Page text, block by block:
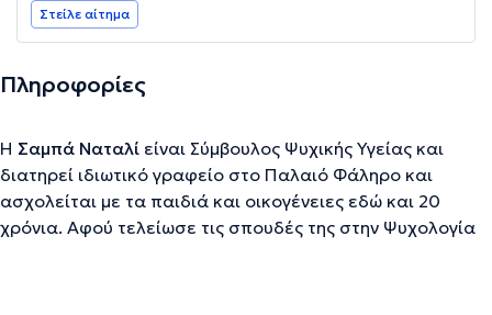
Στείλε αίτημα
Πληροφορίες
H Σαμπά Ναταλί είναι Σύμβουλος Ψυχικής Υγείας και
διατηρεί ιδιωτικό γραφείο στο Παλαιό Φάληρο και
ασχολείται με τα παιδιά και οικογένειες εδώ και 20
χρόνια. Αφού τελείωσε τις σπουδές της στην Ψυχολογία